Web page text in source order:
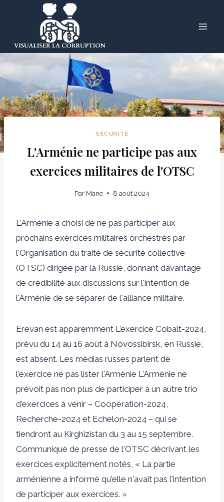
SÉCURITÉ
L'Arménie ne participe pas aux
exercices militaires de l'OTSC
Par Marie 8 août 2024
L'Arménie a choisi de ne pas participer aux
prochains exercices militaires orchestrés par
l'Organisation du traité de sécurité collective
(OTSC) dirigée par la Russie, donnant davantage
de crédibilité aux discussions sur l'intention de
l'Arménie de se séparer de l'alliance militaire.
Erevan est apparemment L'exercice Cobalt-2024,
prévu du 14 au 16 août à Novossibirsk, en Russie,
est absent. Les médias russes parlent de
l'exercice ne pas lister l'Arménie L'Arménie ne
prévoit pas non plus de participer à un autre trio
d'exercices à venir – Coopération-2024,
Recherche-2024 et Echelon-2024 – qui se
tiendront au Kirghizistan du 3 au 15 septembre.
Communiqué de presse de l'OTSC décrivant les
exercices explicitement notés, « La partie
arménienne a informé qu'elle n'avait pas l'intention
de participer aux exercices. »